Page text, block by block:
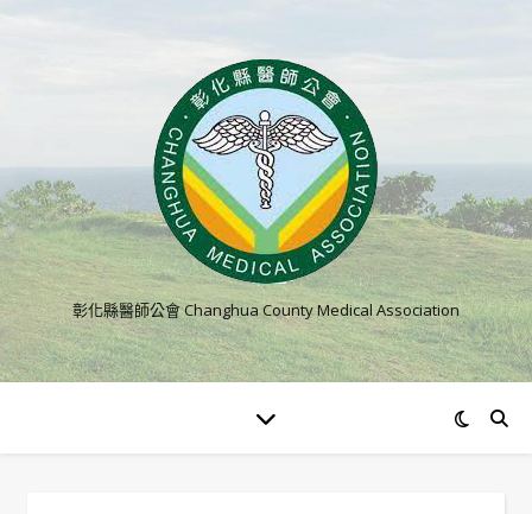
彰化縣醫師公會 Changhua County Medical Association